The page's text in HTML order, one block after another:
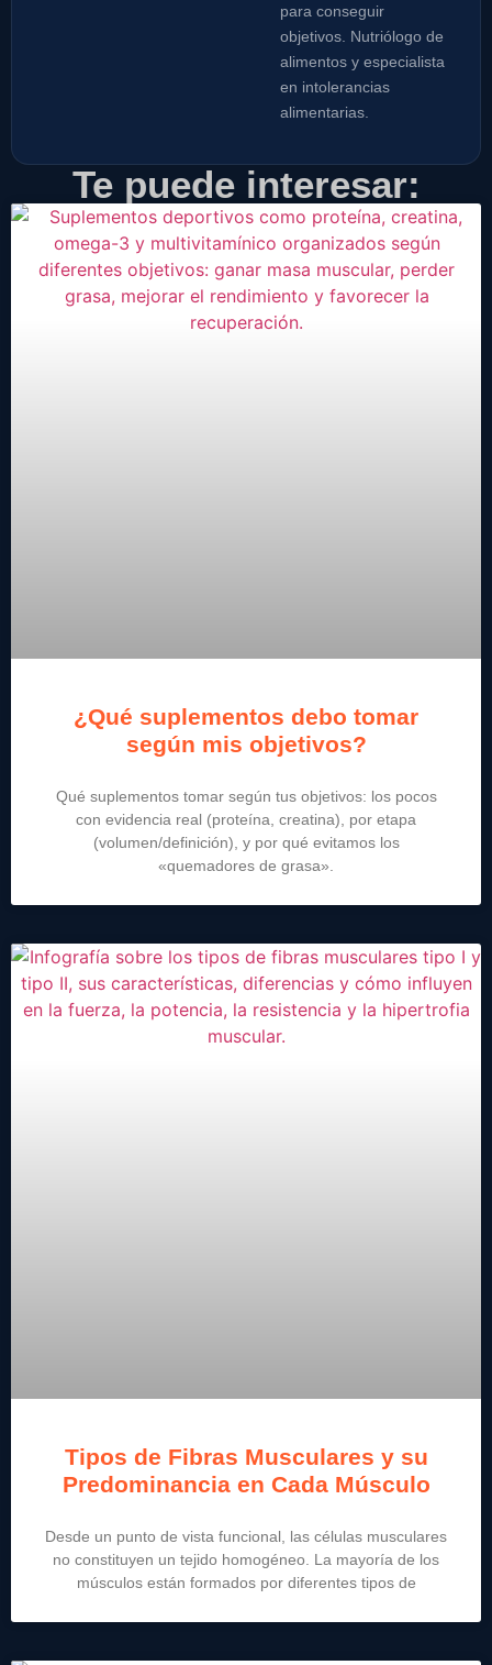
para conseguir
objetivos. Nutriólogo de
alimentos y especialista
en intolerancias
alimentarias.
Te puede interesar:
¿Qué suplementos debo tomar
según mis objetivos?
Qué suplementos tomar según tus objetivos: los pocos
con evidencia real (proteína, creatina), por etapa
(volumen/definición), y por qué evitamos los
«quemadores de grasa».
Tipos de Fibras Musculares y su
Predominancia en Cada Músculo
Desde un punto de vista funcional, las células musculares
no constituyen un tejido homogéneo. La mayoría de los
músculos están formados por diferentes tipos de